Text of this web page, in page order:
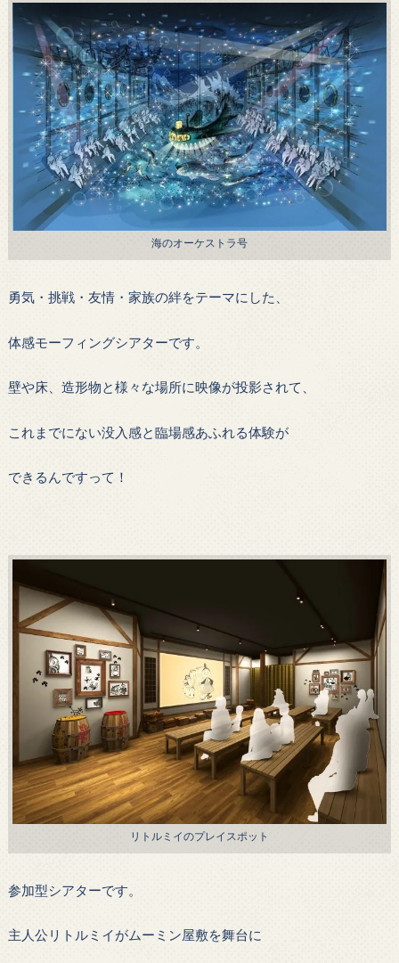
海のオーケストラ号
勇気・挑戦・友情・家族の絆をテーマにした、
体感モーフィングシアターです。
壁や床、造形物と様々な場所に映像が投影されて、
これまでにない没入感と臨場感あふれる体験が
できるんですって！
リトルミイのプレイスポット
参加型シアターです。
主人公リトルミイがムーミン屋敷を舞台に